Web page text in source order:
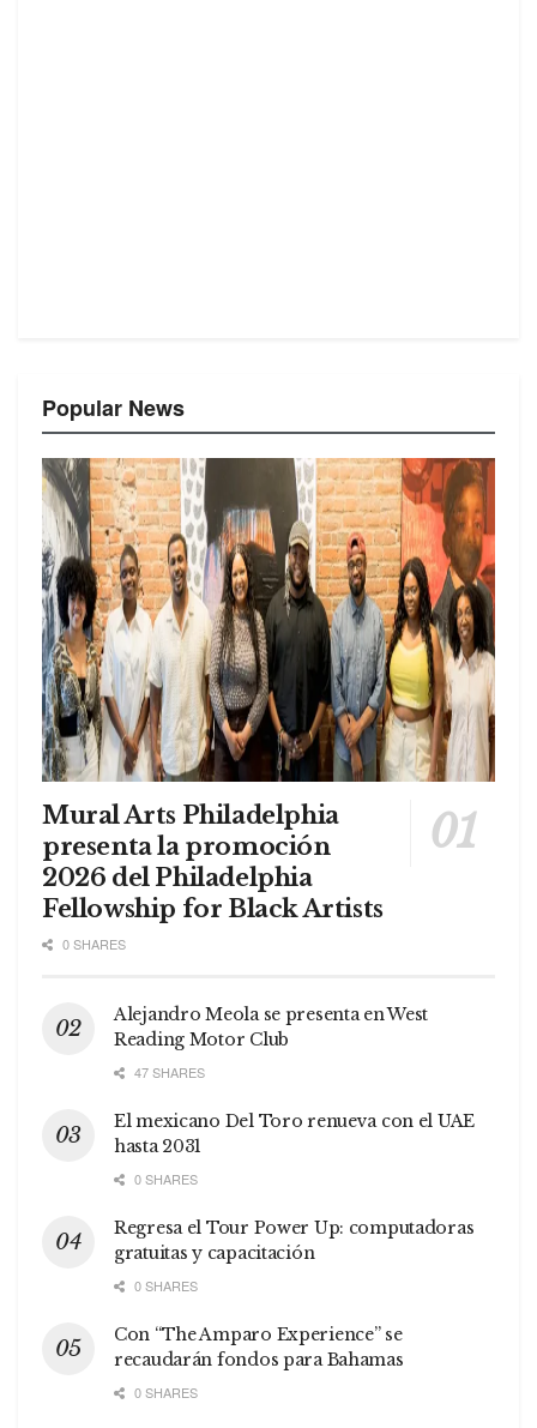
Popular News
Mural Arts Philadelphia
presenta la promoción
2026 del Philadelphia
Fellowship for Black Artists
0 SHARES
Alejandro Meola se presenta en West
Reading Motor Club
47 SHARES
El mexicano Del Toro renueva con el UAE
hasta 2031
0 SHARES
Regresa el Tour Power Up: computadoras
gratuitas y capacitación
0 SHARES
Con “The Amparo Experience” se
recaudarán fondos para Bahamas
0 SHARES